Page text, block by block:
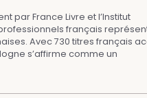
par France Livre et l’Institut
français
Avec 730 titres français
s’affirme comme un